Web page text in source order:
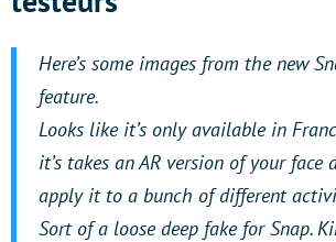
Here’s some images from the new
feature.
Looks like it’s only available in
it’s takes an AR version of your face
apply it to a bunch of different
Sort of a loose deep fake for Snap.